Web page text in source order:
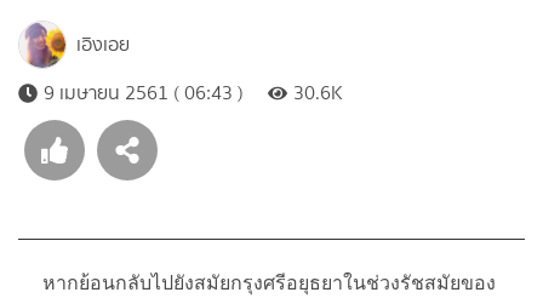
เอิงเอย
9 เมษายน 2561 ( 06:43 )
30.6K
หากย้อนกลับไปยังสมัยกรุงศรีอยุธยาในช่วงรัชสมัยของ